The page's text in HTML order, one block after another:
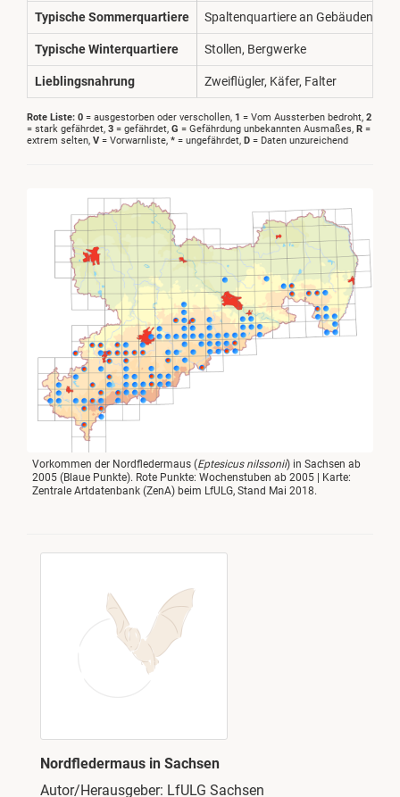
Typische Sommerquartiere Spaltenquartiere an Gebäuden
Typische Winterquartiere Stollen, Bergwerke
Lieblingsnahrung Zweiflügler, Käfer, Falter
Rote Liste: 0 = ausgestorben oder verschollen, 1 = Vom Aussterben bedroht, 2
= stark gefährdet, 3 = gefährdet, G = Gefährdung unbekannten Ausmaßes, R =
extrem selten, V = Vorwarnliste, * = ungefährdet, D = Daten unzureichend
Vorkommen der Nordfledermaus (Eptesicus nilssonii) in Sachsen ab
2005 (Blaue Punkte). Rote Punkte: Wochenstuben ab 2005 | Karte:
Zentrale Artdatenbank (ZenA) beim LfULG, Stand Mai 2018.
Nordfledermaus in Sachsen
Autor/Herausgeber: LfULG Sachsen